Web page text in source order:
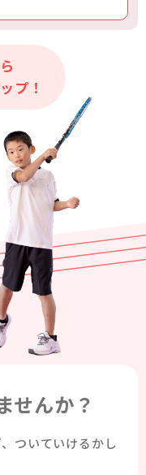
プ！
せんか？
ついていけるかし